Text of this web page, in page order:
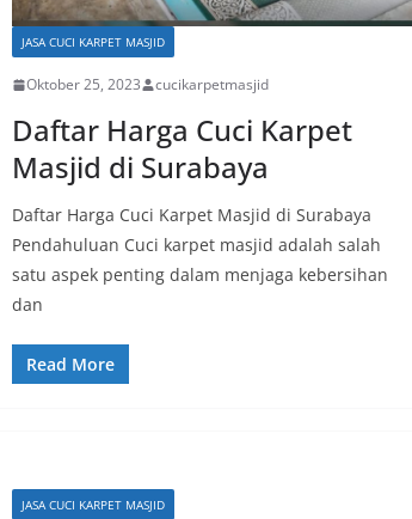
JASA CUCI KARPET MASJID
Oktober 25, 2023 cucikarpetmasjid
Daftar Harga Cuci Karpet
Masjid di Surabaya
Daftar Harga Cuci Karpet Masjid di Surabaya
Pendahuluan Cuci karpet masjid adalah salah
satu aspek penting dalam menjaga kebersihan
dan
Read More
JASA CUCI KARPET MASJID